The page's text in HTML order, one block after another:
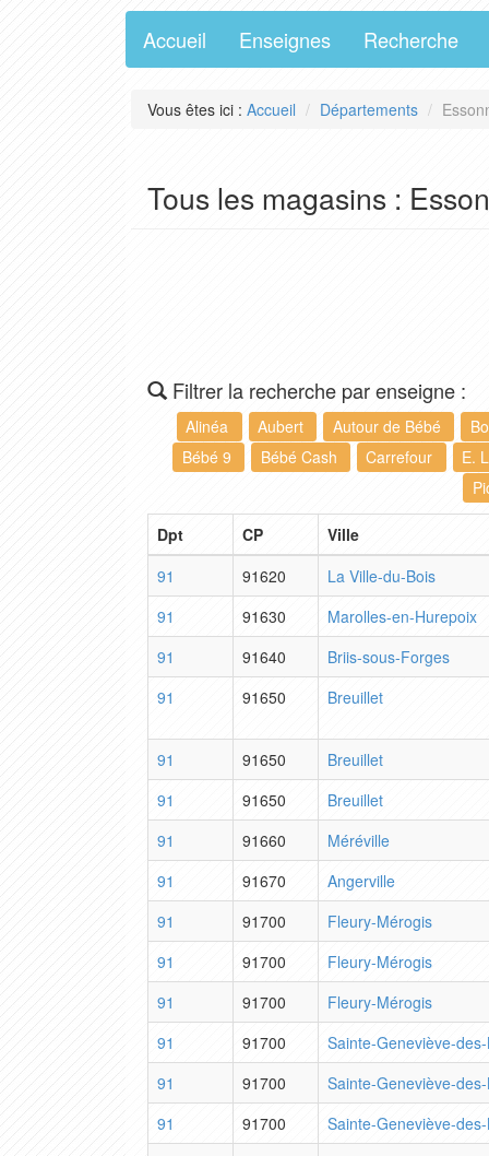
Accueil Enseignes Recherche
Vous êtes ici : Accueil Départements
Tous les magasins :
Filtrer la recherche par enseigne :
Alinéa Aubert Autour de Bébé
Bébé 9
Bébé Cash Carrefour
E.
Dpt CP
Ville
91
91620
La Ville-du-Bois
91
91630
Marolles-en-Hurepoix
91
91640
Briis-sous-Forges
91
91650 Breuillet
91 91650
Breuillet
91
91650
Breuillet
91
91660
Méréville
91
91670
Angerville
91
91700
Fleury-Mérogis
91
91700
Fleury-Mérogis
91
91700
Fleury-Mérogis
91
91700
Sainte-Geneviève-
91
91700
Sainte-Geneviève-
91
91700
Sainte-Geneviève-